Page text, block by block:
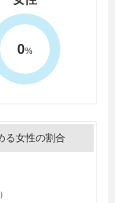
0%
る女性の割合